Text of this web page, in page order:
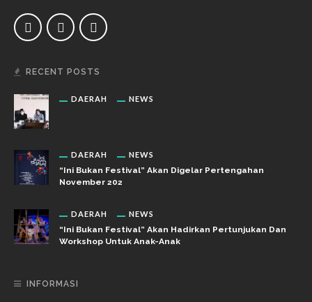
RECENT POSTS
DAERAH NEWS
DAERAH NEWS
“Ini Bukan Festival” Akan Digelar Pertengahan
November 202
DAERAH NEWS
“Ini Bukan Festival” Akan Hadirkan Pertunjukan Dan
Workshop Untuk Anak-Anak
INFORMASI